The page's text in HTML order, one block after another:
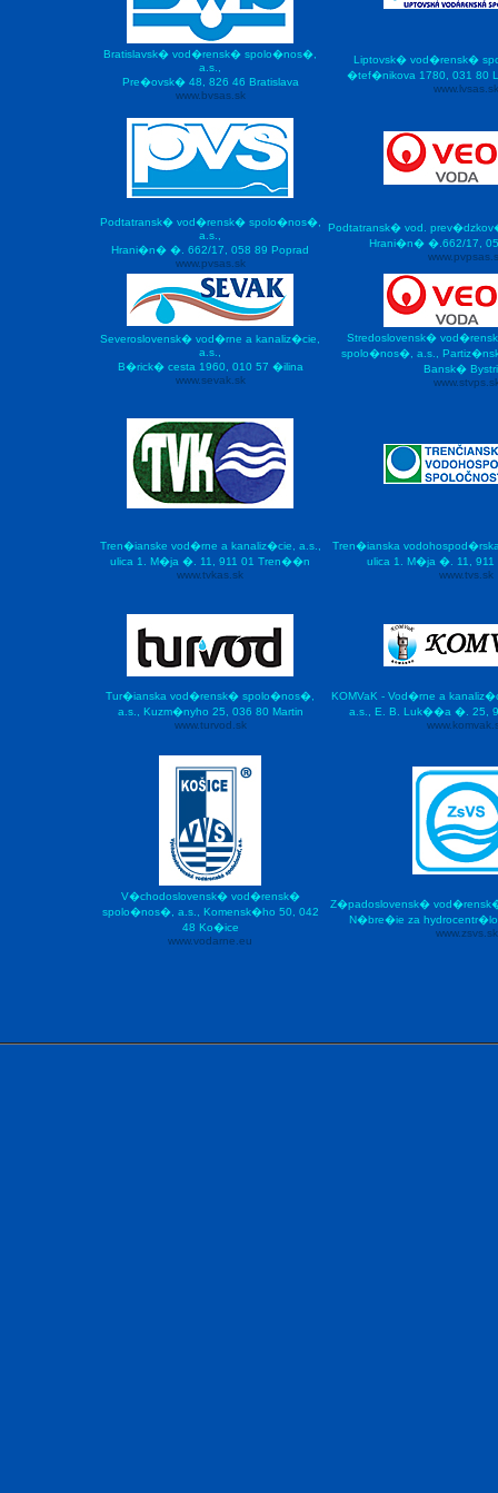
Bratislavsk� vod�rensk� spolo�nos�,
a.s.,
Pre�ovsk� 48, 826 46 Bratislava
www.bvsas.sk
Liptovsk� vod�rensk�
�tef�nikova 1780, 031 80
www.lvsas.sk
Podtatransk� vod�rensk� spolo�nos�,
a.s.,
Hrani�n� �. 662/17, 058 89 Poprad
www.pvsas.sk
Podtatransk� vod.
Hrani�n� �.662/17,
Severoslovensk� vod�rne a kanaliz�cie,
a.s.,
B�rick� cesta 1960, 010 57 �ilina
www.sevak.sk
Stredoslovensk�
spolo�nos�, a.s.,
Bansk�
Tren�ianske vod�rne a kanaliz�cie, a.s.,
ulica 1. M�ja �. 11, 911 01 Tren��n
www.tvkas.sk
Tren�ianska
ulica 1. M�ja �. 11,
www.tvs.sk
Tur�ianska vod�rensk� spolo�nos�,
a.s., Kuzm�nyho 25, 036 80 Martin
www.turvod.sk
KOMVaK - Vod�rne a
a.s., E. B. Luk��a �. 25,
V�chodoslovensk� vod�rensk�
spolo�nos�, a.s., Komensk�ho 50, 042
48 Ko�ice
www.vodarne.eu
Z�padoslovensk�
N�bre�ie za
www.zsvs.sk